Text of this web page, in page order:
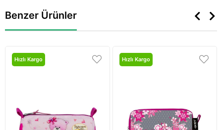
Benzer Ürünler
Hızlı Kargo Hızlı Kargo